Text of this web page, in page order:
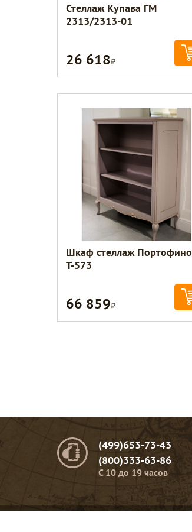
Стеллаж Купава ГМ
2313/2313-01
26 618Р
Шкаф стеллаж Портофино
Т-573
66 859Р
(499)653-73-43
(800)333-63-86
C 10 до 19 часов